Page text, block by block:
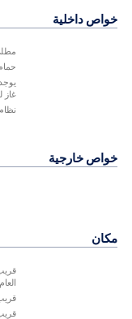
خواص داخلية
غاز
خواص خارجية
مكان
العام